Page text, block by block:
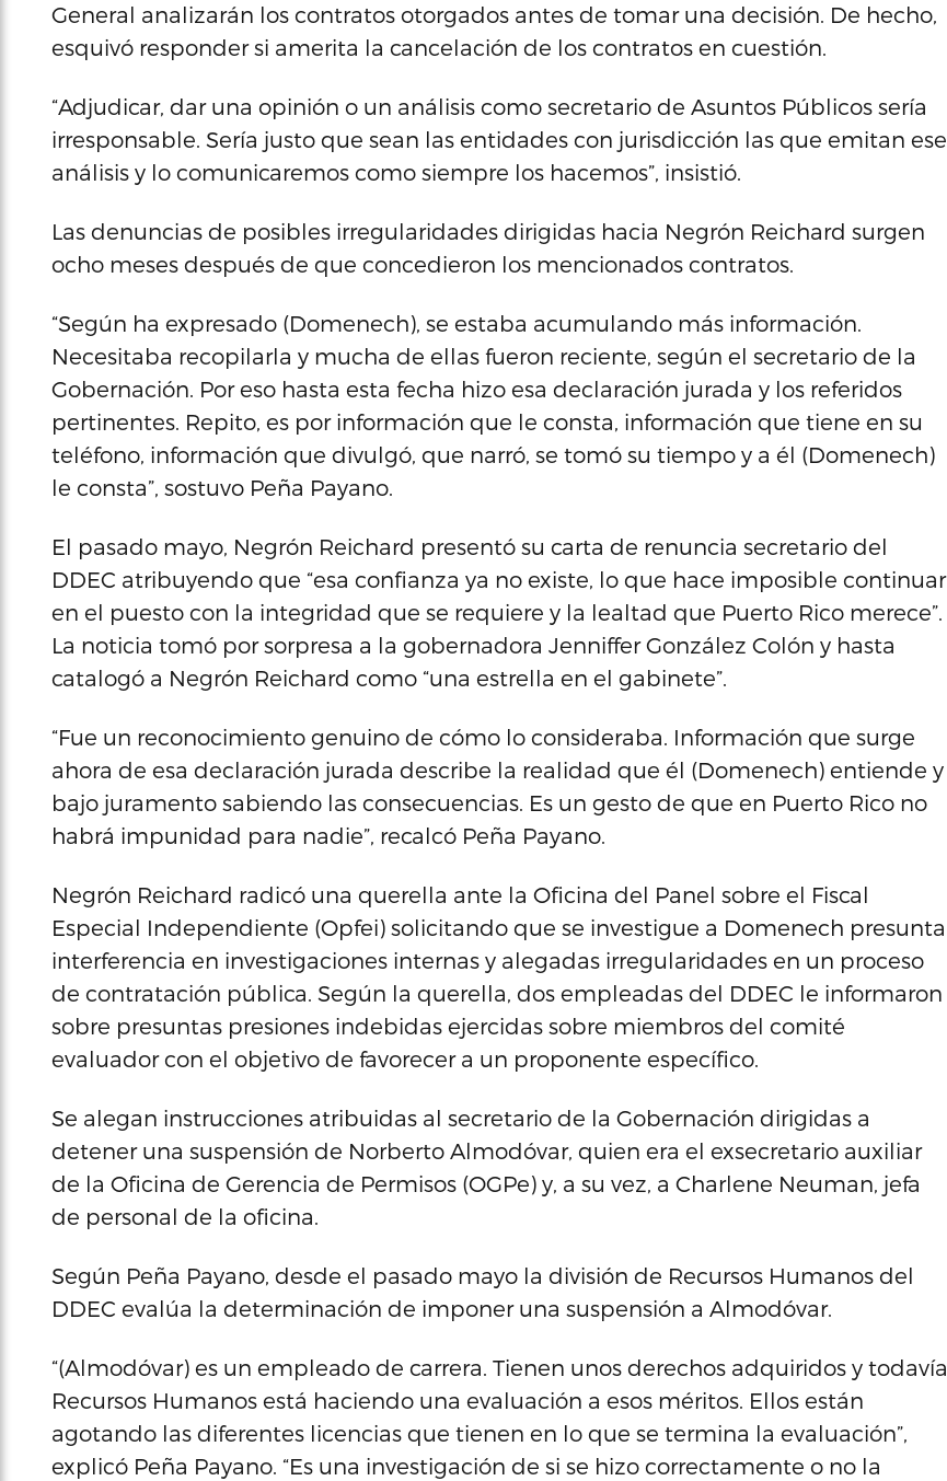
General analizarán los contratos otorgados antes de tomar una decisión. De hecho,
esquivó responder si amerita la cancelación de los contratos en cuestión.
“Adjudicar, dar una opinión o un análisis como secretario de Asuntos Públicos sería
irresponsable. Sería justo que sean las entidades con jurisdicción las que emitan ese
análisis y lo comunicaremos como siempre los hacemos”, insistió.
Las denuncias de posibles irregularidades dirigidas hacia Negrón Reichard surgen
ocho meses después de que concedieron los mencionados contratos.
“Según ha expresado (Domenech), se estaba acumulando más información.
Necesitaba recopilarla y mucha de ellas fueron reciente, según el secretario de la
Gobernación. Por eso hasta esta fecha hizo esa declaración jurada y los referidos
pertinentes. Repito, es por información que le consta, información que tiene en su
teléfono, información que divulgó, que narró, se tomó su tiempo y a él (Domenech)
le consta”, sostuvo Peña Payano.
El pasado mayo, Negrón Reichard presentó su carta de renuncia secretario del
DDEC atribuyendo que “esa confianza ya no existe, lo que hace imposible continuar
en el puesto con la integridad que se requiere y la lealtad que Puerto Rico merece”.
La noticia tomó por sorpresa a la gobernadora Jenniffer González Colón y hasta
catalogó a Negrón Reichard como “una estrella en el gabinete”.
“Fue un reconocimiento genuino de cómo lo consideraba. Información que surge
ahora de esa declaración jurada describe la realidad que él (Domenech) entiende y
bajo juramento sabiendo las consecuencias. Es un gesto de que en Puerto Rico no
habrá impunidad para nadie”, recalcó Peña Payano.
Negrón Reichard radicó una querella ante la Oficina del Panel sobre el Fiscal
Especial Independiente (Opfei) solicitando que se investigue a Domenech presunta
interferencia en investigaciones internas y alegadas irregularidades en un proceso
de contratación pública. Según la querella, dos empleadas del DDEC le informaron
sobre presuntas presiones indebidas ejercidas sobre miembros del comité
evaluador con el objetivo de favorecer a un proponente específico.
Se alegan instrucciones atribuidas al secretario de la Gobernación dirigidas a
detener una suspensión de Norberto Almodóvar, quien era el exsecretario auxiliar
de la Oficina de Gerencia de Permisos (OGPe) y, a su vez, a Charlene Neuman, jefa
de personal de la oficina.
Según Peña Payano, desde el pasado mayo la división de Recursos Humanos del
DDEC evalúa la determinación de imponer una suspensión a Almodóvar.
“(Almodóvar) es un empleado de carrera. Tienen unos derechos adquiridos y todavía
Recursos Humanos está haciendo una evaluación a esos méritos. Ellos están
agotando las diferentes licencias que tienen en lo que se termina la evaluación”,
explicó Peña Payano. “Es una investigación de si se hizo correctamente o no la